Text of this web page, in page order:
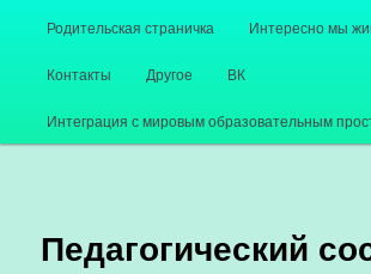
Родительская страничка Интересно мы
Контакты Другое ВК
Интеграция с мировым образовательным
Педагогический